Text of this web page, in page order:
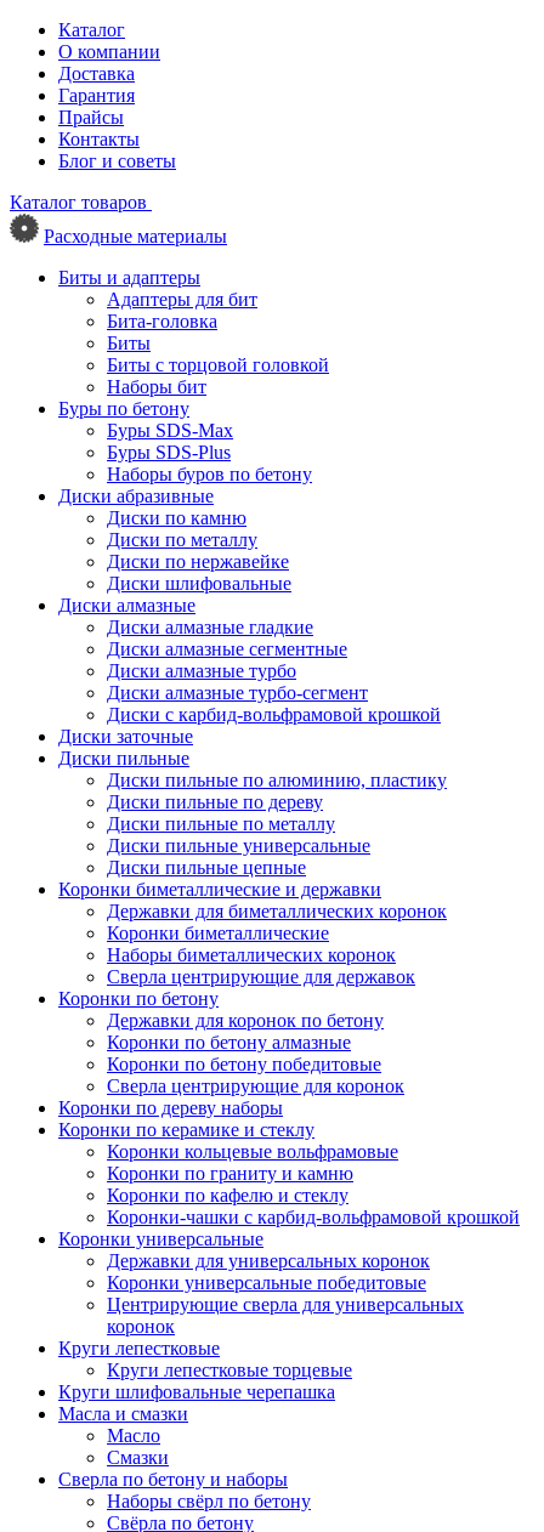
Каталог
О компании
Доставка
Гарантия
Прайсы
Контакты
Блог и советы
Каталог товаров
Расходные материалы
Биты и адаптеры
Адаптеры для бит
Бита-головка
Биты
Биты с торцовой головкой
Наборы бит
Буры по бетону
Буры SDS-Max
Буры SDS-Plus
Наборы буров по бетону
Диски абразивные
Диски по камню
Диски по металлу
Диски по нержавейке
Диски шлифовальные
Диски алмазные
Диски алмазные гладкие
Диски алмазные сегментные
Диски алмазные турбо
Диски алмазные турбо-сегмент
Диски с карбид-вольфрамовой крошкой
Диски заточные
Диски пильные
Диски пильные по алюминию, пластику
Диски пильные по дереву
Диски пильные по металлу
Диски пильные универсальные
Диски пильные цепные
Коронки биметаллические и державки
Державки для биметаллических коронок
Коронки биметаллические
Наборы биметаллических коронок
Сверла центрирующие для державок
Коронки по бетону
Державки для коронок по бетону
Коронки по бетону алмазные
Коронки по бетону победитовые
Сверла центрирующие для коронок
Коронки по дереву наборы
Коронки по керамике и стеклу
Коронки кольцевые вольфрамовые
Коронки по граниту и камню
Коронки по кафелю и стеклу
Коронки-чашки с карбид-вольфрамовой крошкой
Коронки универсальные
Державки для универсальных коронок
Коронки универсальные победитовые
Центрирующие сверла для универсальных
коронок
Круги лепестковые
Круги лепестковые торцевые
Круги шлифовальные черепашка
Масла и смазки
Масло
Смазки
Сверла по бетону и наборы
Наборы свёрл по бетону
Свёрла по бетону